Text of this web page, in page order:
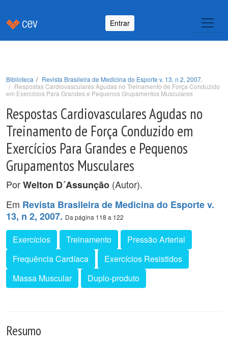
Entrar
Biblioteca
Revista Brasileira de Medicina do Esporte v. 13, n 2, 2007.
Respostas Cardiovasculares Agudas no Treinamento de Força Conduzido
em Exercícios Para Grandes e Pequenos Grupamentos Musculares
Respostas Cardiovasculares Agudas no
Treinamento de Força Conduzido em
Exercícios Para Grandes e Pequenos
Grupamentos Musculares
PorWelton D´Assunção (Autor).
Em Revista Brasileira de Medicina do Esporte v.
13, n 2, 2007. Da página 118 a 122
Exercícios Treinamento
Pressão Arterial
Frequência Cardíaca
Exercícios Resistidos
Massa Muscular
Duplo-produto
Resumo